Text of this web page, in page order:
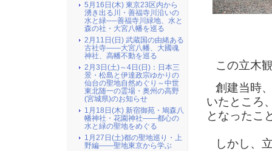
この立木
創建当時
いたところ
となったこ
しかし、
5月16日(木) 東京23区内から
湧き出る川・善福寺川沿いの
水と緑──善福寺川緑地、水と
森の社・大宮八幡を巡る
2月11日(日) 武蔵国の由緒ある
古社寺――大宮八幡、大國魂
神社、高幡不動を巡る
2月3日(土)～4日(日)：日本三
景・松島と伊達政宗ゆかりの
仙台の聖地自然めぐり～中世
東北随一の霊場・奥州の高野
(宮城県)のお知らせ
1月18日(木) 新宿御苑・鳩森八
幡神社・花園神社――都心の
水と緑の聖地をめぐる
1月27日(土)都の聖地巡り・上
野編――聖地東京から学ぶ